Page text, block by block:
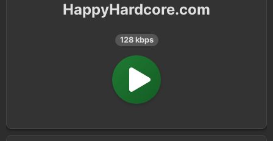
HappyHardcore.com
128 kbps